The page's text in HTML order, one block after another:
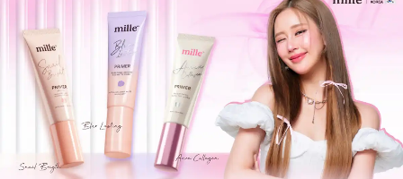
เครื่องดื่มและผงชงดื่ม
เครื่องปรุงรสและของแห้ง
ขนมขบเคี้ยว และช็อคโกแลต
อาหารสด ผัก ผลไม้และเบเกอรี่
มือถือ
พระเครื่อง test pop